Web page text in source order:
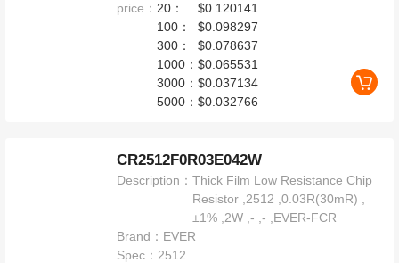
price： 20：
$0.120141
100：
$0.098297
300：
$0.078637
1000：$0.065531
3000：$0.037134
5000：$0.032766
CR2512F0R03E042W
Description：Thick Film Low Resistance Chip
Resistor ,2512 ,0.03R(30mR) ,
±1% ,2W ,- ,- ,EVER-FCR
Brand： EVER
Spec： 2512